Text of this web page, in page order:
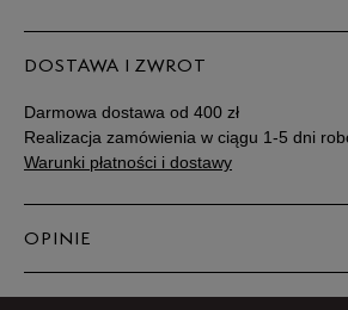
DOSTAWA I ZWROT
Darmowa dostawa od 400 zł
Realizacja zamówienia w ciągu 1-5 dni
Warunki płatności i dostawy
OPINIE